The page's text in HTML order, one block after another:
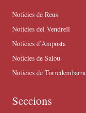
Notícies de Reus
Notícies del Vendrell
Notícies d’Amposta
Notícies de Salou
Notícies de Torredembarra
Seccions